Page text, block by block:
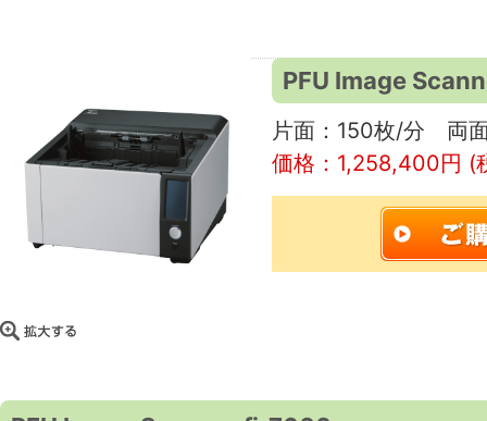
PFU Image
片面：150枚/分 両
価格：1,258,400円 (